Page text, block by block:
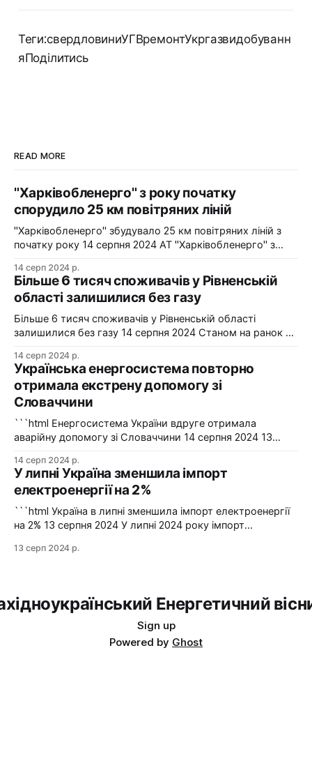
Теги:свердловиниУГВремонтУкргазвидобуванн
яПоділитись
READ MORE
"Харківобленерго" з року початку
спорудило 25 км повітряних ліній
"Харківобленерго" збудувало 25 км повітряних ліній з
початку року 14 серпня 2024 АТ "Харківобленерго" з
ліній, оновило 1134 опори та встановило 5 нових
електропідстанцій у рамках інвестиційної програми на
2024-2025 роки. Фото: "Харківобленерго" "АТ
"Харківобленерго&
14 серп 2024 р.
Більше 6 тисяч споживачів у Рівненській
області залишилися без газу
Більше 6 тисяч споживачів у Рівненській області
залишилися без газу 14 серпня 2024 Станом на ранок 14
області залишилися без газопостачання через
технологічні проблеми. Фото: Рівнегаз Також, в
Сумській області в одному з населених пунктів в
результаті удару керованою авіабомбою пошкоджено
сталевий
14 серп 2024 р.
Українська енергосистема повторно
отримала екстрену допомогу зі
Словаччини
```html Енергосистема України вдруге отримала
аварійну допомогу зі Словаччини 14 серпня 2024 13
аварійну допомогу зі Словаччини. Фото: Shutterstock "У
вчорашній день, 13 серпня, НЕК "Укренерго" запитала
аварійну допомогу з енергосистеми Словаччини", –
йдеться в повідомленні пресслужби оператора системи
передачі. Експорт
14 серп 2024 р.
У липні Україна зменшила імпорт
електроенергії на 2%
```html Україна в липні зменшила імпорт електроенергії
на 2% 13 серпня 2024 У липні 2024 року імпорт
червнем. Експорт залишався на нульовому рівні. Графіка:
13 серп 2024 р.
Енергетичний
Sign up
Powered by Ghost